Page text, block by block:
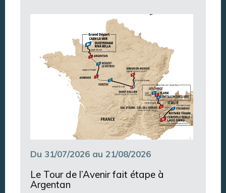
Argentan Aujourd’hui
Du 31/07/2026 au 21/08/2026
Le Tour de l’Avenir fait étape à
Argentan